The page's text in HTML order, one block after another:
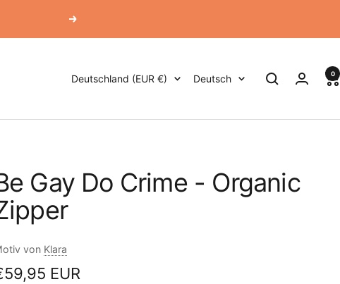
Weiter
Land/Region
Deutschland (EUR €) Sprache
Deutsch 0
Gay Do Crime - Organic
von Klara
EUR